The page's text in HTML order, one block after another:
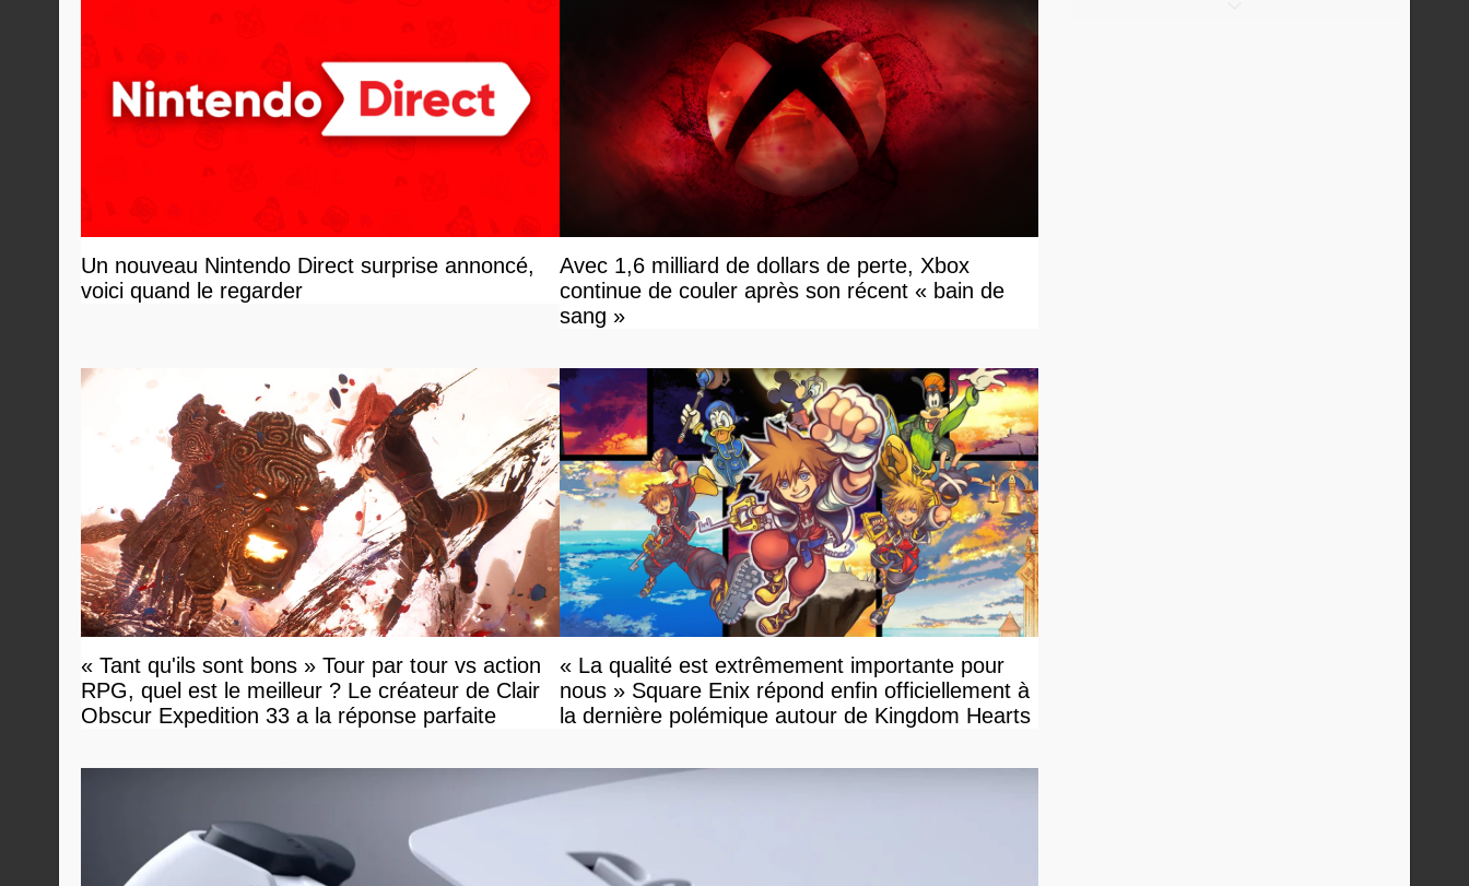
Un nouveau Nintendo Direct surprise annoncé,
voici quand le regarder
Avec 1,6 milliard de dollars de perte, Xbox
continue de couler après son récent « bain de
sang »
« Tant qu'ils sont bons » Tour par tour vs action
RPG, quel est le meilleur ? Le créateur de Clair
Obscur Expedition 33 a la réponse parfaite
« La qualité est extrêmement importante pour
nous » Square Enix répond enfin officiellement à
la dernière polémique autour de Kingdom Hearts